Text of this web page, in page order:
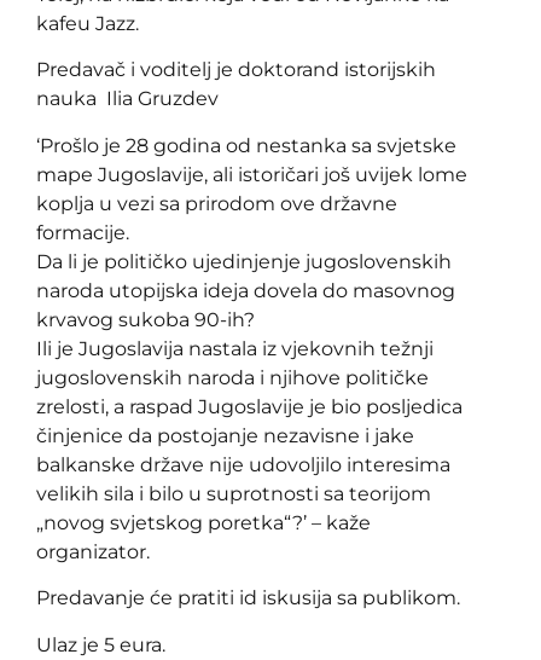
kafeu Jazz.
Predavač i voditelj je doktorand istorijskih
nauka Ilia Gruzdev
‘Prošlo je 28 godina od nestanka sa svjetske
mape Jugoslavije, ali istoričari još uvijek lome
koplja u vezi sa prirodom ove državne
formacije.
Da li je političko ujedinjenje jugoslovenskih
naroda utopijska ideja dovela do masovnog
krvavog sukoba 90-ih?
Ili je Jugoslavija nastala iz vjekovnih težnji
jugoslovenskih naroda i njihove političke
zrelosti, a raspad Jugoslavije je bio posljedica
činjenice da postojanje nezavisne i jake
balkanske države nije udovoljilo interesima
velikih sila i bilo u suprotnosti sa teorijom
„novog svjetskog poretka“?’ – kaže
organizator.
Predavanje će pratiti id iskusija sa publikom.
Ulaz je 5 eura.